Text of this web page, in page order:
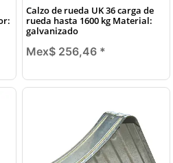
Calzo de rueda UK 36 carga de
rueda hasta 1600 kg Material:
galvanizado
Mex$ 256,46 *